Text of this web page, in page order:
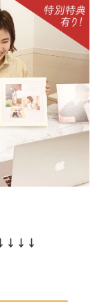
↓↓↓↓